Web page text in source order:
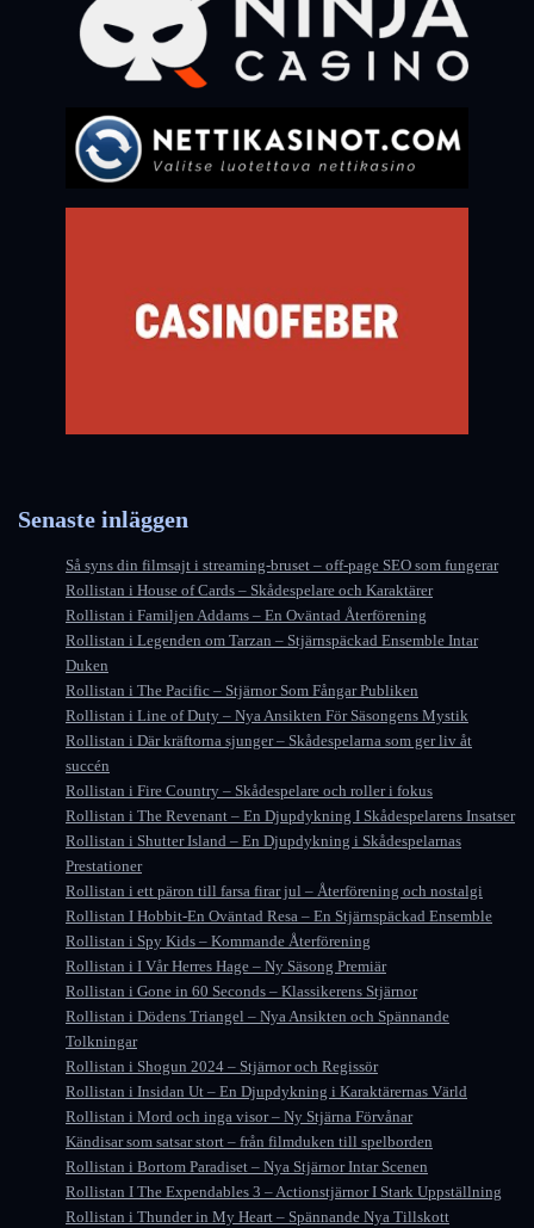
Senaste inläggen
Så syns din filmsajt i streaming-bruset – off-page SEO som fungerar
Rollistan i House of Cards – Skådespelare och Karaktärer
Rollistan i Familjen Addams – En Oväntad Återförening
Rollistan i Legenden om Tarzan – Stjärnspäckad Ensemble Intar
Duken
Rollistan i The Pacific – Stjärnor Som Fångar Publiken
Rollistan i Line of Duty – Nya Ansikten För Säsongens Mystik
Rollistan i Där kräftorna sjunger – Skådespelarna som ger liv åt
succén
Rollistan i Fire Country – Skådespelare och roller i fokus
Rollistan i The Revenant – En Djupdykning I Skådespelarens Insatser
Rollistan i Shutter Island – En Djupdykning i Skådespelarnas
Prestationer
Rollistan i ett päron till farsa firar jul – Återförening och nostalgi
Rollistan I Hobbit-En Oväntad Resa – En Stjärnspäckad Ensemble
Rollistan i Spy Kids – Kommande Återförening
Rollistan i I Vår Herres Hage – Ny Säsong Premiär
Rollistan i Gone in 60 Seconds – Klassikerens Stjärnor
Rollistan i Dödens Triangel – Nya Ansikten och Spännande
Tolkningar
Rollistan i Shogun 2024 – Stjärnor och Regissör
Rollistan i Insidan Ut – En Djupdykning i Karaktärernas Värld
Rollistan i Mord och inga visor – Ny Stjärna Förvånar
Kändisar som satsar stort – från filmduken till spelborden
Rollistan i Bortom Paradiset – Nya Stjärnor Intar Scenen
Rollistan I The Expendables 3 – Actionstjärnor I Stark Uppställning
Rollistan i Thunder in My Heart – Spännande Nya Tillskott